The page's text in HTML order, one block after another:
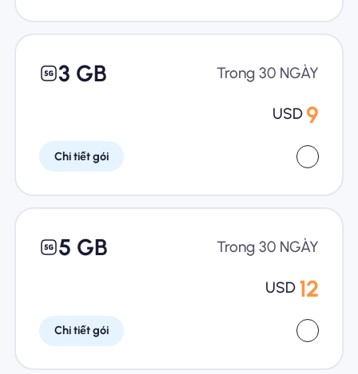
3 GB Trong 30 NGÀY
USD 9
Chi tiết gói
5 GB Trong 30 NGÀY
USD 12
Chi tiết gói